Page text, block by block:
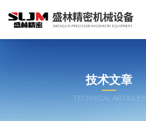
技术文章
TECHNICAL ARTICLES